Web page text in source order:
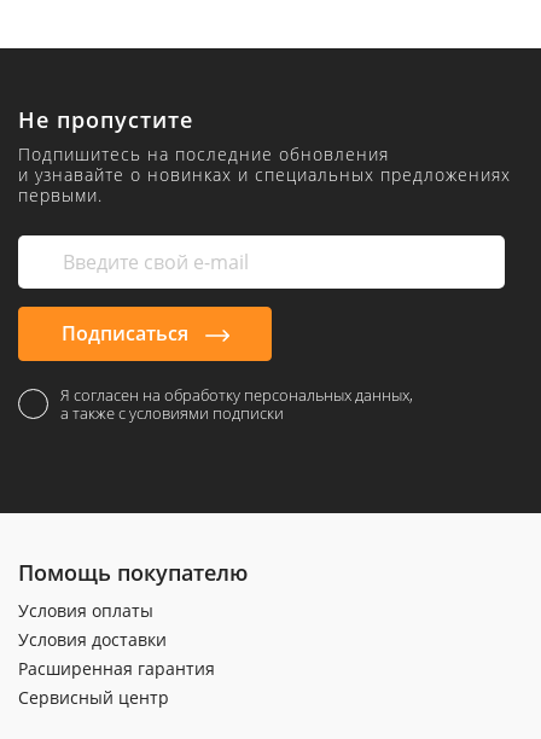
Не пропустите
Подпишитесь на последние обновления
и узнавайте о новинках и специальных предложениях
первыми.
Подписаться
Я согласен на обработку персональных данных,
а также с условиями подписки
Помощь покупателю
Условия оплаты
Условия доставки
Расширенная гарантия
Сервисный центр